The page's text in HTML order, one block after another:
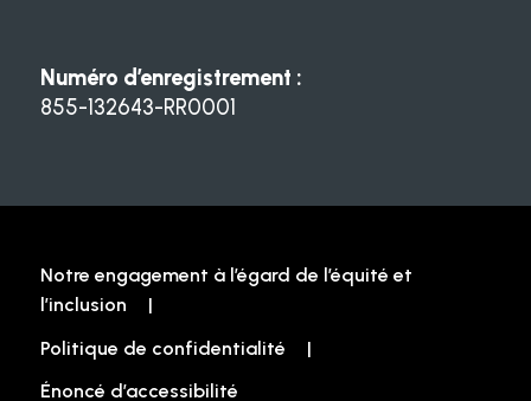
Numéro d’enregistrement :
855-132643-RR0001
Notre engagement à l’égard de l’équité et
l’inclusion
Politique de confidentialité
Énoncé d’accessibilité